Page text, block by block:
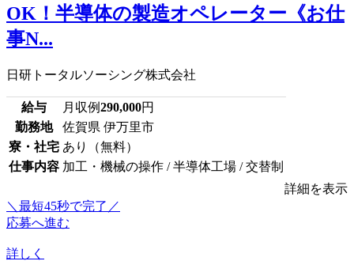
OK！半導体の製造オペレーター《お仕
事N...
日研トータルソーシング株式会社
給与 月収例290,000円
勤務地
佐賀県 伊万里市
寮・社宅 あり（無料）
仕事内容 加工・機械の操作 / 半導体工場 / 交替制
詳細を表示
＼最短45秒で完了／
応募へ進む
詳しく